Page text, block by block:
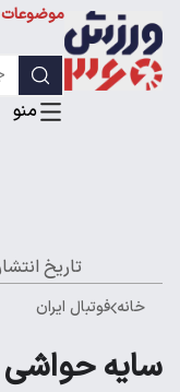
موضوعات
تاریخ
خانه فوتبال ایران
سایه